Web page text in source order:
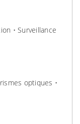
• Surveillance
optiques •